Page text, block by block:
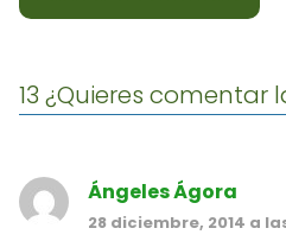
13 ¿Quieres comentar
Ángeles Ágora
28 diciembre, 2014 a